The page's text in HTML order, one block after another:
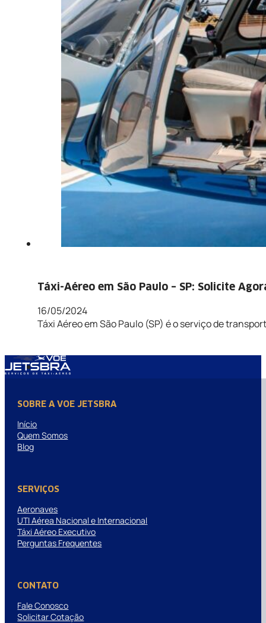
Táxi-Aéreo em São Paulo – SP: Solicite
16/05/2024
Táxi Aéreo em São Paulo (SP) é o serviço de
SOBRE A VOE JETSBRA
Início
Quem Somos
Blog
SERVIÇOS
Aeronaves
UTI Aérea Nacional e Internacional
Táxi Aéreo Executivo
Perguntas Frequentes
CONTATO
Fale Conosco
Solicitar Cotação